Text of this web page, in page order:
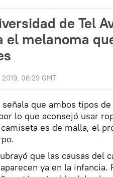
de Tel
el melanoma
06:29 GMT
señala que ambos tipos
lo que aconsejó usar
es de malla, el
que las causas del
ya en la